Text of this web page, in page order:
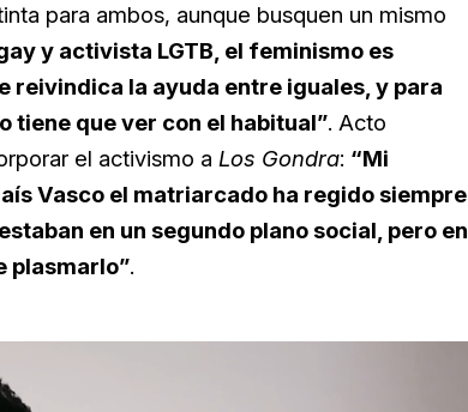
para ambos, aunque busquen un mismo
y activista LGTB, el feminismo es
reivindica la ayuda entre iguales, y para
tiene que ver con el habitual”. Acto
el activismo a Los Gondra: “Mi
Vasco el matriarcado ha regido siempre
en un segundo plano social, pero en
plasmarlo”.